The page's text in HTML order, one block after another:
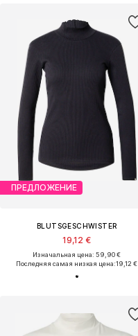
ПРЕДЛОЖЕНИЕ
BLUTSGESCHWISTER
19,12 €
Изначальная цена: 59,90 €
Последняя самая низкая цена:19,12 €